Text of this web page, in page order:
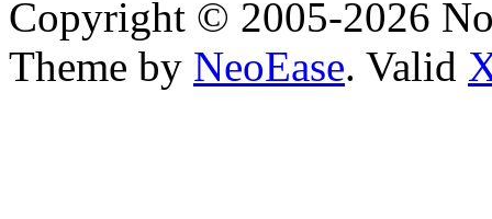
Copyright © 2005-2026
Theme by NeoEase. Valid